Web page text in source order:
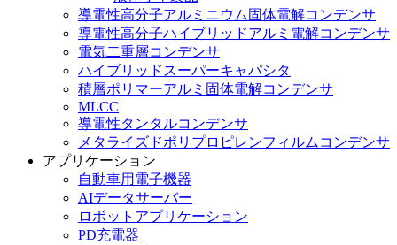
導電性高分子アルミニウム固体電解コンデンサ
導電性高分子ハイブリッドアルミ電解コンデンサ
電気二重層コンデンサ
ハイブリッドスーパーキャパシタ
積層ポリマーアルミ固体電解コンデンサ
MLCC
導電性タンタルコンデンサ
メタライズドポリプロピレンフィルムコンデンサ
アプリケーション
自動車用電子機器
AIデータサーバー
ロボットアプリケーション
PD充電器